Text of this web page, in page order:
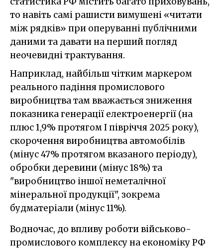
то навіть самі рашисти вимушені «читати
між рядків» при оперуванні публічними
даними та давати на перший погляд
неочевидні трактування.
Наприклад, найбільш чітким маркером
реального падіння промислового
виробництва там вважається зниження
показника генерації електроенергії (на
плюс 1,9% протягом І півріччя 2025 року),
скорочення виробництва автомобілів
(мінус 47% протягом вказаного періоду),
обробки деревини (мінус 18%) та
"виробництво іншої неметалічної
мінеральної продукції", зокрема
будматеріали (мінус 11%).
Водночас, до впливу роботи військово-
промислового комплексу на економіку РФ